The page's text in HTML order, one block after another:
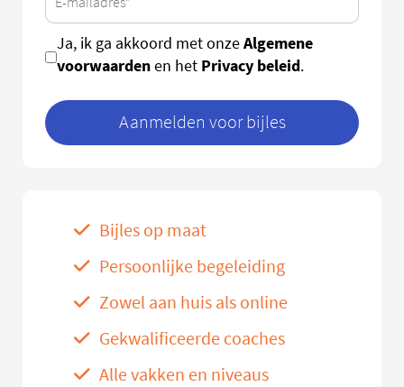
Ja, ik ga akkoord met onzeAlgemene
voorwaardenen het Privacy beleid.
Aanmelden voor bijles
Bijles op maat
Persoonlijke begeleiding
Zowel aan huis als online
Gekwalificeerde coaches
Alle vakken en niveaus